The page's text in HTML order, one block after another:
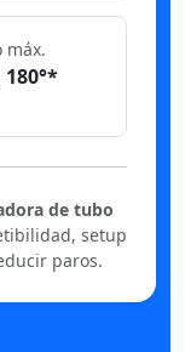
máx.
de tubo
setup
paros.